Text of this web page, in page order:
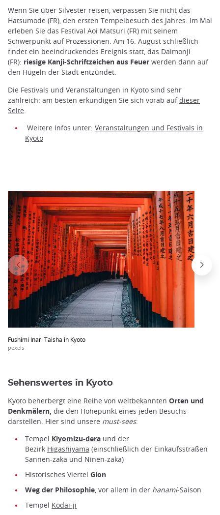
Wenn Sie über Silvester reisen, verpassen Sie nicht das
Hatsumode (FR), den ersten Tempelbesuch des Jahres. Im Mai
erleben Sie das Festival Aoi Matsuri (FR) mit seinem
Schwerpunkt auf Prozessionen. Am 16. August schließlich
findet ein beeindruckendes Ereignis statt, das Daimonji
(FR): riesige Kanji-Schriftzeichen aus Feuer werden dann auf
den Hügeln der Stadt entzündet.
Die Festivals und Veranstaltungen in Kyoto sind sehr
zahlreich: am besten erkundigen Sie sich vorab aufdieser
Seite
Weitere Infos unter: Veranstaltungen und Festivals in
Kyoto
Fushimi Inari Taisha in Kyoto
pexels
Sehenswertes in Kyoto
Kyoto beherbergt eine Reihe von weltbekannten Orten und
Denkmälern, die den Höhepunkt eines jeden Besuchs
darstellen. Hier sind unsere must-sees:
Tempel Kiyomizu-dera und der
Bezirk Higashiyama (einschließlich der Einkaufsstraßen
Sannen-zaka und Ninen-zaka)
Historisches Viertel Gion
Weg der Philosophie, vor allem in der hanami-Saison
Tempel Kodai-ji